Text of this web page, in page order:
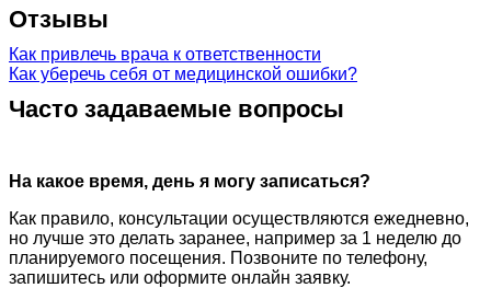
Отзывы
Как привлечь врача к ответственности
Как уберечь себя от медицинской ошибки?
Часто задаваемые вопросы
На какое время, день я могу записаться?
Как правило, консультации осуществляются ежедневно,
но лучше это делать заранее, например за 1 неделю до
планируемого посещения. Позвоните по телефону,
запишитесь или оформите онлайн заявку.